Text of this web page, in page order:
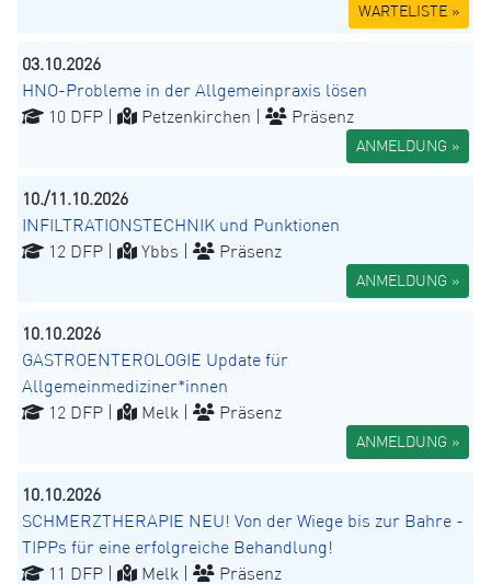
WARTELISTE »
03.10.2026
HNO-Probleme in der Allgemeinpraxis lösen
10 DFP |
Petzenkirchen | Präsenz
ANMELDUNG »
10./11.10.2026
INFILTRATIONSTECHNIK und Punktionen
12 DFP |
Ybbs | Präsenz
ANMELDUNG »
10.10.2026
GASTROENTEROLOGIE Update für
Allgemeinmediziner*innen
12 DFP |
Melk | Präsenz
ANMELDUNG »
10.10.2026
SCHMERZTHERAPIE NEU! Von der Wiege bis zur Bahre -
TIPPs für eine erfolgreiche Behandlung!
11 DFP |
Melk | Präsenz